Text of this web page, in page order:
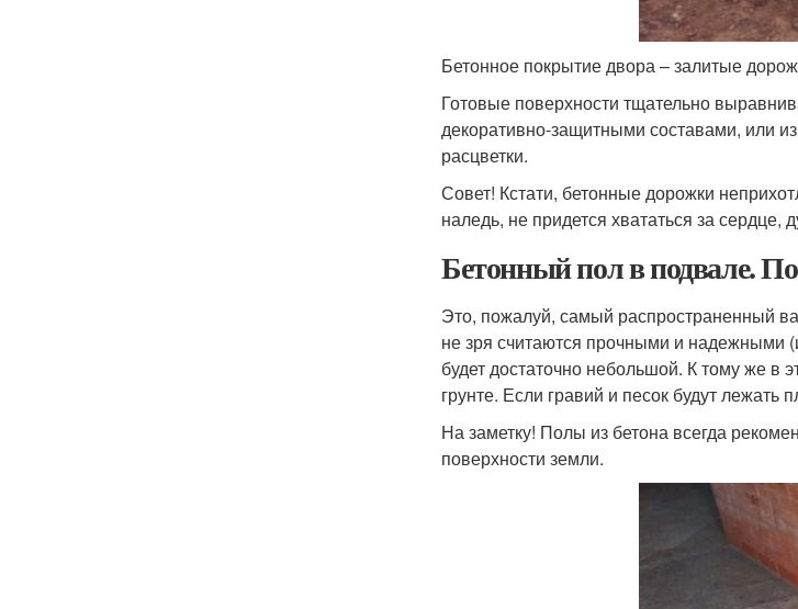
Бетонное покрытие двора – залитые
Готовые поверхности тщательно
декоративно-защитными составами, или
расцветки.
Совет! Кстати, бетонные дорожки
наледь, не придется хвататься за
Бетонный пол в подвале.
Это, пожалуй, самый распространенный
не зря считаются прочными и надежными
будет достаточно небольшой. К тому же в
грунте. Если гравий и песок будут лежать
На заметку! Полы из бетона всегда
поверхности земли.